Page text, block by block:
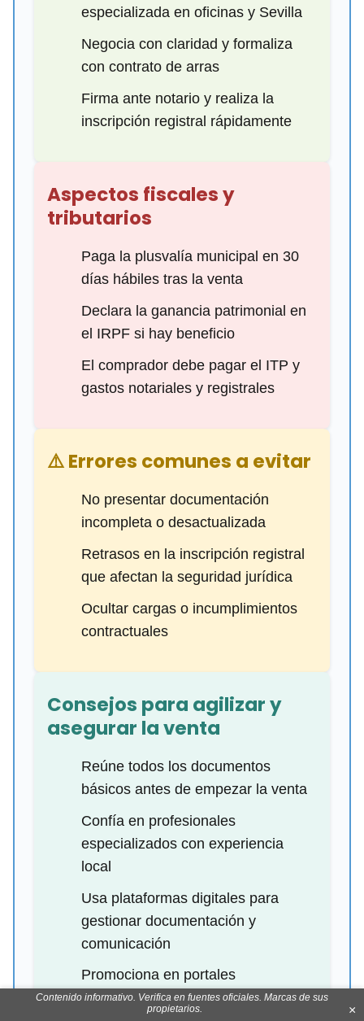
especializada en oficinas y Sevilla
Negocia con claridad y formaliza
con contrato de arras
Firma ante notario y realiza la
inscripción registral rápidamente
Aspectos fiscales y
tributarios
Paga la plusvalía municipal en 30
días hábiles tras la venta
Declara la ganancia patrimonial en
el IRPF si hay beneficio
El comprador debe pagar el ITP y
gastos notariales y registrales
⚠️ Errores comunes a evitar
No presentar documentación
incompleta o desactualizada
Retrasos en la inscripción registral
que afectan la seguridad jurídica
Ocultar cargas o incumplimientos
contractuales
Consejos para agilizar y
asegurar la venta
Reúne todos los documentos
básicos antes de empezar la venta
Confía en profesionales
especializados con experiencia
local
Usa plataformas digitales para
gestionar documentación y
comunicación
Promociona en portales
especializados y redes sociales
Contenido informativo. Verifica en fuentes oficiales. Marcas de sus
propietarios.
×